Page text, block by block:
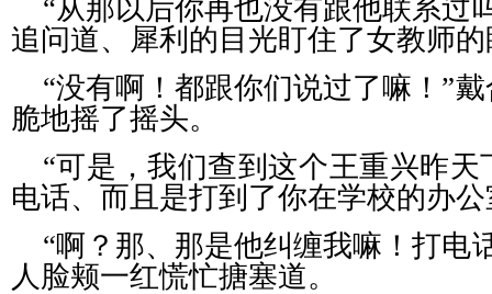
“从那以后你再也没有跟他联系过
追问道、犀利的目光盯住了女教师
“没有啊！都跟你们说过了嘛！”
脆地摇了摇头。
“可是，我们查到这个王重兴昨
电话、而且是打到了你在学校的办
“啊？那、那是他纠缠我嘛！打电
人脸颊一红慌忙搪塞道。